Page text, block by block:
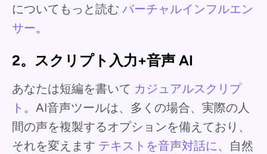
についてもっと読む バーチャルインフルエン
サー。
2。スクリプト入力+音声 AI
あなたは短編を書いて カジュアルスクリプ
ト 。AI音声ツールは、多くの場合、実際の人
間の声を複製するオプションを備えており、
それを変えます テキストを音声対話に、自然